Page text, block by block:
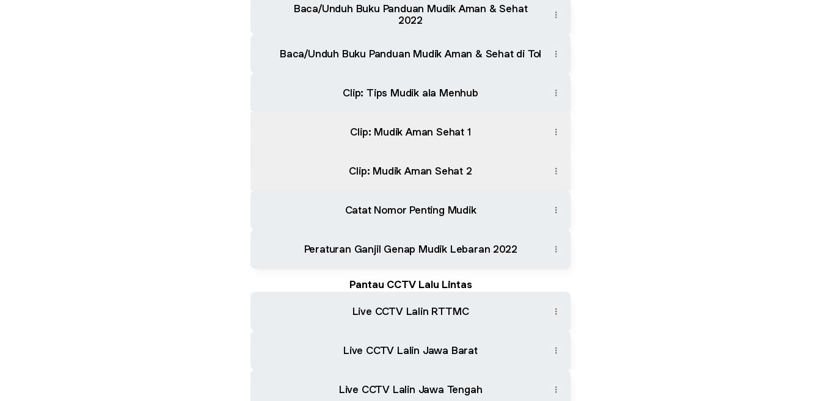
Baca/Unduh Buku Panduan Mudik Aman & Sehat
2022
Baca/Unduh Buku Panduan Mudik Aman & Sehat di Tol
Clip: Tips Mudik ala Menhub
Clip: Mudik Aman Sehat 1
Clip: Mudik Aman Sehat 2
Catat Nomor Penting Mudik
Peraturan Ganjil Genap Mudik Lebaran 2022
Pantau CCTV Lalu Lintas
Live CCTV Lalin RTTMC
Live CCTV Lalin Jawa Barat
Live CCTV Lalin Jawa Tengah